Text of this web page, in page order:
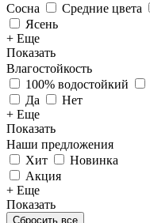
Сосна
Средние цвета
Ясень
+ Еще
Показать
Влагостойкость
100% водостойкий
Да
Нет
+ Еще
Показать
Наши предложения
Хит
Новинка
Акция
+ Еще
Показать
Сбросить все